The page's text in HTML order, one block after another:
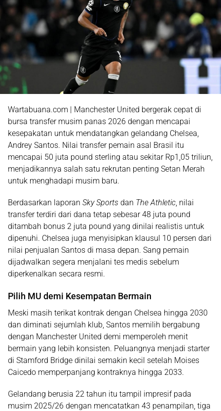
Wartabuana.com | Manchester United bergerak cepat di
bursa transfer musim panas 2026 dengan mencapai
kesepakatan untuk mendatangkan gelandang Chelsea,
Andrey Santos. Nilai transfer pemain asal Brasil itu
mencapai 50 juta pound sterling atau sekitar Rp1,05 triliun,
menjadikannya salah satu rekrutan penting Setan Merah
untuk menghadapi musim baru.
Berdasarkan laporan Sky Sports dan The Athletic , nilai
transfer terdiri dari dana tetap sebesar 48 juta pound
ditambah bonus 2 juta pound yang dinilai realistis untuk
dipenuhi. Chelsea juga menyisipkan klausul 10 persen dari
nilai penjualan Santos di masa depan. Sang pemain
dijadwalkan segera menjalani tes medis sebelum
diperkenalkan secara resmi.
Pilih MU demi Kesempatan Bermain
Meski masih terikat kontrak dengan Chelsea hingga 2030
dan diminati sejumlah klub, Santos memilih bergabung
dengan Manchester United demi memperoleh menit
bermain yang lebih konsisten. Peluangnya menjadi starter
di Stamford Bridge dinilai semakin kecil setelah Moises
Caicedo memperpanjang kontraknya hingga 2033.
Gelandang berusia 22 tahun itu tampil impresif pada
musim 2025/26 dengan mencatatkan 43 penampilan, tiga